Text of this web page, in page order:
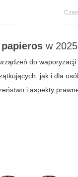
w
do
jak i dla
i aspekty